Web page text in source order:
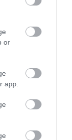
or
app.
ΣΤΟ